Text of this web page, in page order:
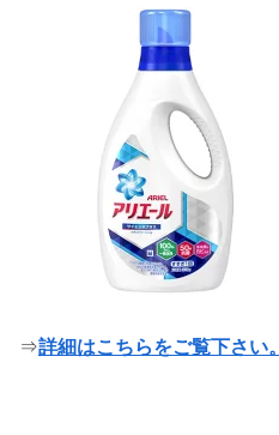
⇒詳細はこちらをご覧下さい。